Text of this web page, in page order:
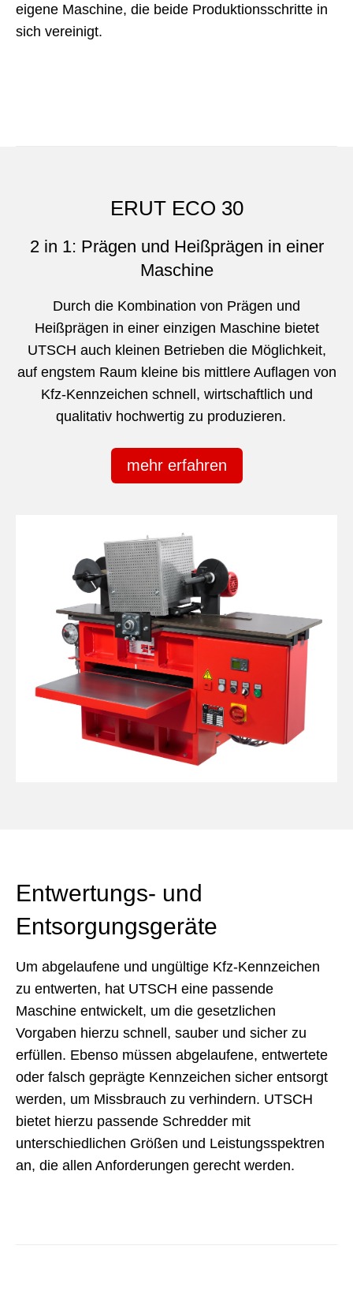
eigene Maschine, die beide Produktionsschritte in
sich vereinigt.
ERUT ECO 30
2 in 1: Prägen und Heißprägen in einer
Maschine
Durch die Kombination von Prägen und
Heißprägen in einer einzigen Maschine bietet
UTSCH auch kleinen Betrieben die Möglichkeit,
auf engstem Raum kleine bis mittlere Auflagen von
Kfz-Kennzeichen schnell, wirtschaftlich und
qualitativ hochwertig zu produzieren.
mehr erfahren
Entwertungs- und
Entsorgungsgeräte
Um abgelaufene und ungültige Kfz-Kennzeichen
zu entwerten, hat UTSCH eine passende
Maschine entwickelt, um die gesetzlichen
Vorgaben hierzu schnell, sauber und sicher zu
erfüllen. Ebenso müssen abgelaufene, entwertete
oder falsch geprägte Kennzeichen sicher entsorgt
werden, um Missbrauch zu verhindern. UTSCH
bietet hierzu passende Schredder mit
unterschiedlichen Größen und Leistungsspektren
an, die allen Anforderungen gerecht werden.